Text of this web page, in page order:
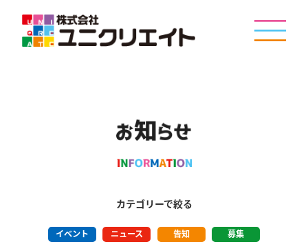
カテゴリーで絞る
イベント ニュース 告知 募集